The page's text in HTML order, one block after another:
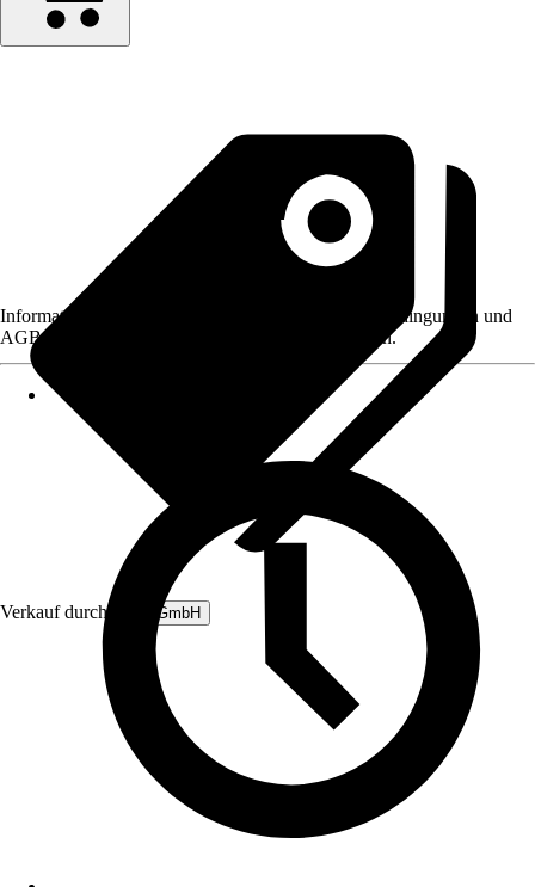
Verkauf durch: B&L GmbH
Informationen des Verkäufers, wie z. B. Rückgabebedingungen und
AGB, finden Sie bei Klick auf den Verkäufernamen.